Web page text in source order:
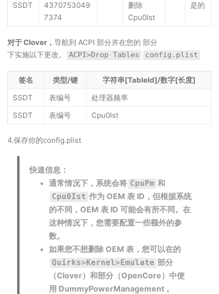
SSDT
4370753049
7374
删除
Cpu0Ist
是的
对于 Clover， 导航到 ACPI 部分并在您的 部分
下实施以下更改。
ACPI>Drop Tables config.plist
签名 类型/键
字符串[TableId]/数字[长度]
SSDT
表编号
处理器频率
SSDT
表编号 Cpu0Ist
4.保存你的config.plist
快速信息：
通常情况下，系统会将 CpuPm 和
Cpu0Ist 作为 OEM 表 ID，但根据系统
的不同，OEM 表 ID 可能会有所不同。在
这种情况下，您需要配置一些额外的参
数。
如果您不想删除 OEM 表，您可以在的
Quirks>Kernel>Emulate 部分
（Clover）和部分（OpenCore）中使
用 DummyPowerManagement 。